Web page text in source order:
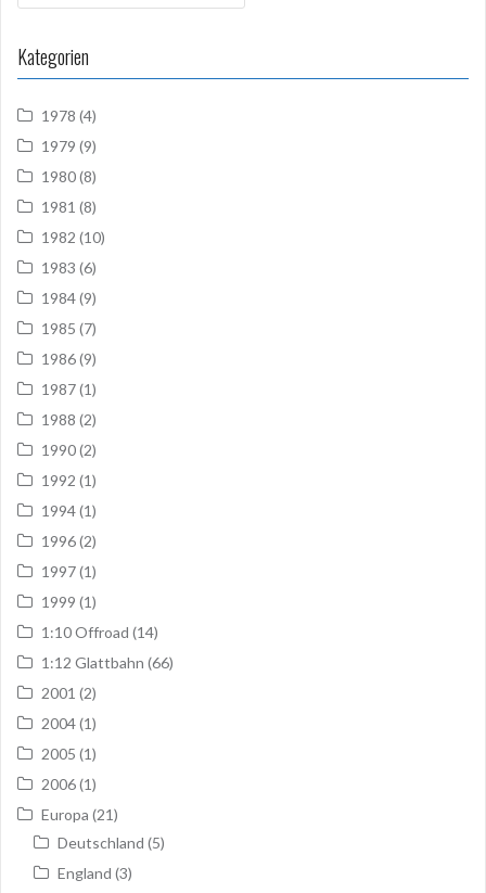
Kategorien
1978 (4)
1979 (9)
1980(8)
1981 (8)
1982 (10)
1983 (6)
1984(9)
1985 (7)
1986(9)
1987(1)
1988 (2)
1990(2)
1992 (1)
1994(1)
1996(2)
1997(1)
1999 (1)
1:10 Offroad (14)
1:12 Glattbahn (66)
2001 (2)
2004(1)
2005 (1)
2006(1)
Europa (21)
Deutschland (5)
England (3)